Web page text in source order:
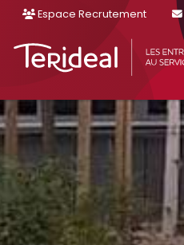
Espace Recrutement
Main
Navigation